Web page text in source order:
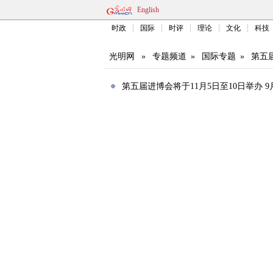
English
时政 国际 时评 理论 文化 科技
光明网 » 专题频道 » 国际专题 » 第五
第五届进博会将于11月5日至10日举办